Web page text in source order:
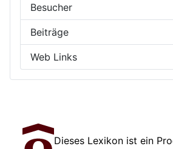
Besucher
Beiträge
Web Links
Dieses Lexikon ist ein